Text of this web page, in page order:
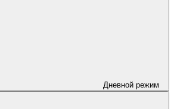
Дневной режим